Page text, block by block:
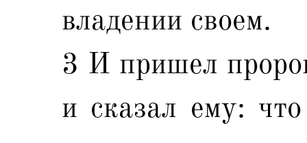
владении своем.
3 И пришел
и сказал ему: